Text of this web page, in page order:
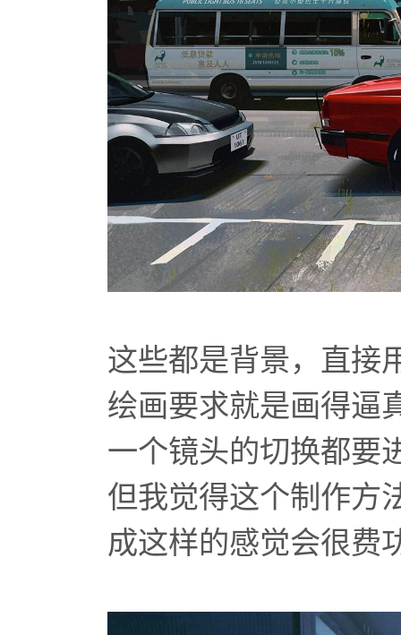
这些都是背景，直接
绘画要求就是画得逼
一个镜头的切换都要
但我觉得这个制作方
成这样的感觉会很费